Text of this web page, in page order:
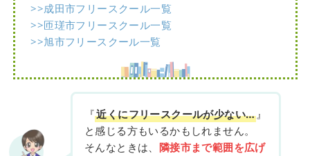
>>成田市フリースクール一覧
>>匝瑳市フリースクール一覧
>>旭市フリースクール一覧
『近くにフリースクールが少ない…』
と感じる方もいるかもしれません。
そんなときは、 隣接市まで範囲を広げ